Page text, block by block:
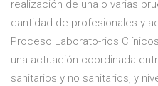
realización de una o varias
cantidad de profesionales y
Proceso Laborato-rios
una actuación coordinada
sanitarios y no sanitarios, y